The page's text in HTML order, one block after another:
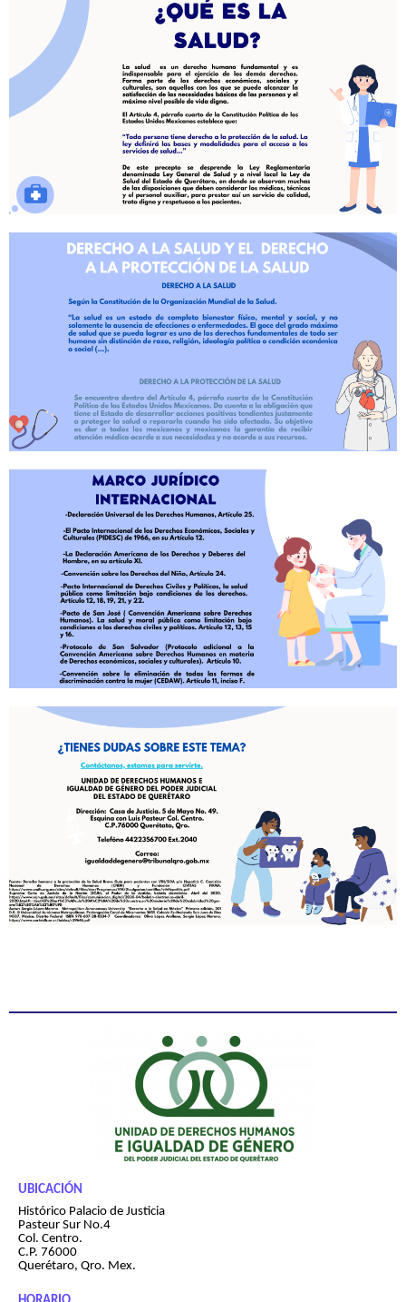
UBICACIÓN
Histórico Palacio de Justicia
Pasteur Sur No.4
Col. Centro.
C.P. 76000
Querétaro, Qro. Mex.